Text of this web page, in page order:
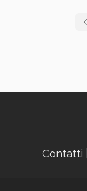
Contatti